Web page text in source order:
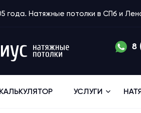
года. Натяжные потолки в СПб и
8
КАЛЬКУЛЯТОР УСЛУГИ